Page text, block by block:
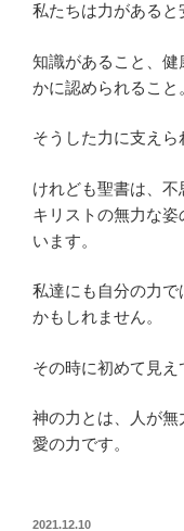
私たちは力があると
知識があること、
かに認められること
そうした力に支えら
けれども聖書は、
キリストの無力な
います。
私達にも自分の力
かもしれません。
その時に初めて見え
神の力とは、人が無
愛の力です。
投
2021.12.10